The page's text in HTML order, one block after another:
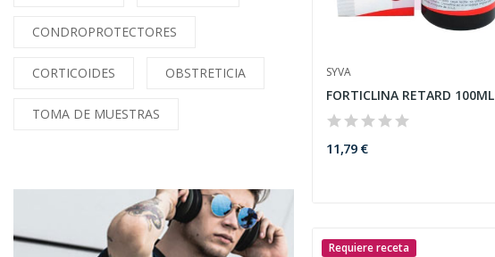
CONDROPROTECTORES
CORTICOIDES OBSTRETICIA
TOMA DE MUESTRAS
SYVA
FORTICLINA RETARD 100ML
11,79 €
Requiere receta